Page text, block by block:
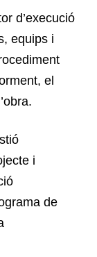
d’execució
equips i
el
i
de